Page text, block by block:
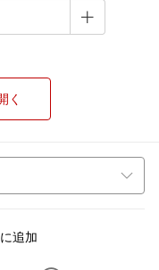
く
追加